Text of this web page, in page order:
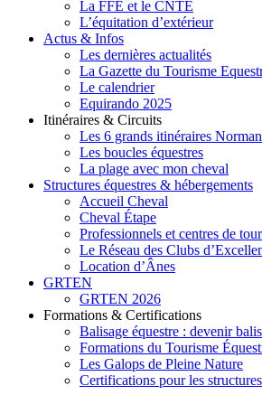
La FFE et le CNTE
L’équitation d’extérieur
Actus & Infos
Les dernières actualités
La Gazette du Tourisme
Le calendrier
Equirando 2025
Itinéraires & Circuits
Les 6 grands itinéraires
Les boucles équestres
La plage avec mon cheval
Structures équestres & hébergements
Accueil Cheval
Cheval Étape
Professionnels et centres de
Le Réseau des Clubs
Location d’Ânes
GRTEN
GRTEN 2026
Formations & Certifications
Balisage équestre : devenir
Formations du Tourisme
Les Galops de Pleine Nature
Certifications pour les structures